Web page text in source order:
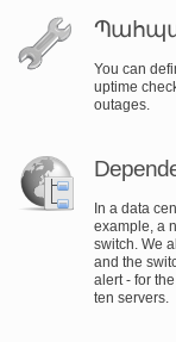
You can
uptime
outages.
In a data
example, a
switch. We
and the
alert - for
ten servers.